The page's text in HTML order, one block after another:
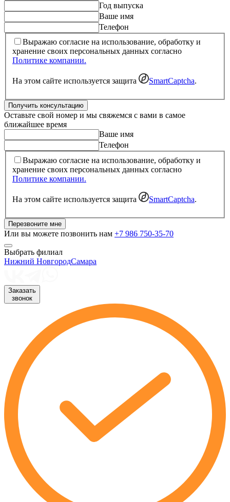
Год выпуска
Ваше имя
Телефон
Выражаю согласие на использование, обработку и
хранение своих персональных данных согласно
Политике компании.
На этом сайте используется защита SmartCaptcha.
Получить консультацию
Оставьте свой номер и мы свяжемся с вами в самое
ближайшее время
Ваше имя
Телефон
Выражаю согласие на использование, обработку и
хранение своих персональных данных согласно
Политике компании.
На этом сайте используется защита SmartCaptcha.
Перезвоните мне
Или вы можете позвонить нам +7 986 750-35-70
Выбрать филиал
Нижний НовгородСамара
Заказать
звонок